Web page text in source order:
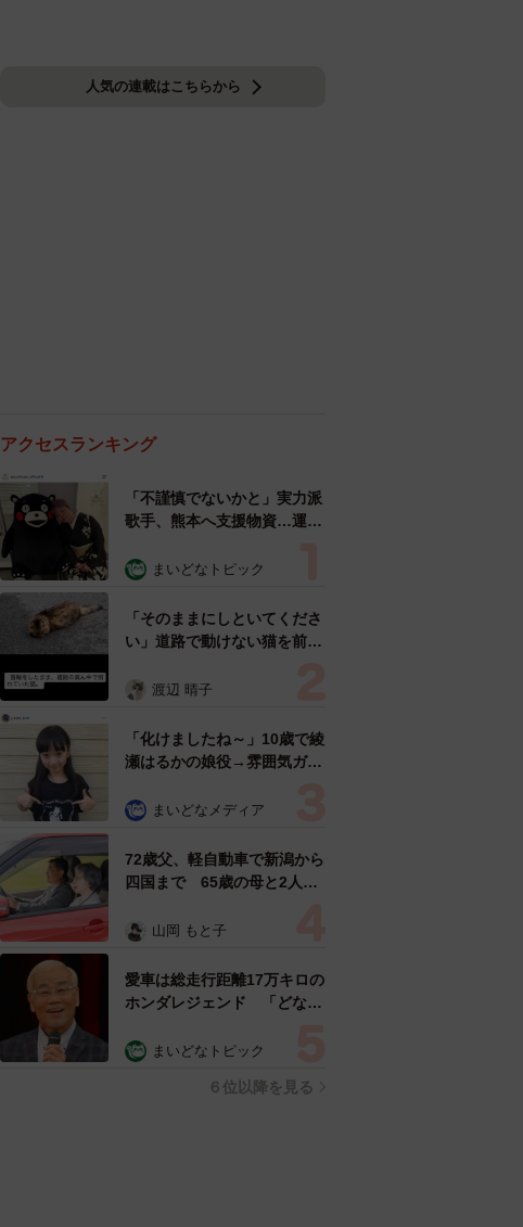
人気の連載はこちらから
アクセスランキング
「不謹慎でないかと」実力派
歌手、熊本へ支援物資…運搬
めらい 「痛いほど伝わる」
まいどなトピック
「そのままにしといてくださ
い」道路で動けない猫を前に
ようとした4日間 「命の重
表の訴え
渡辺 晴子
「化けましたね～」10歳で綾
瀬はるかの娘役→雰囲気ガラ
雰囲気が」「宝塚に入れそ
まいどなメディア
72歳父、軽自動車で新潟から
四国まで 65歳の母と2人で
憩まで分刻み… 「大学生で
山岡 もと子
愛車は総走行距離17万キロの
ホンダレジェンド 「どなた
所漫才師が譲渡の意向
まいどなトピック
６位以降を見る